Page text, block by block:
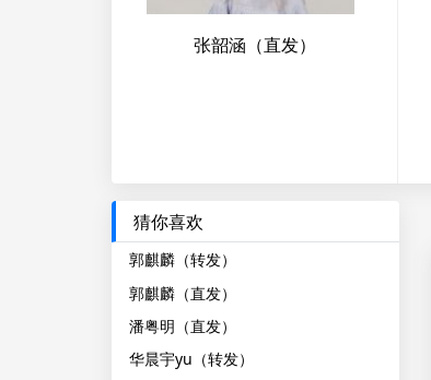
张韶涵（直发）
猜你喜欢
郭麒麟（转发）
郭麒麟（直发）
潘粤明（直发）
华晨宇yu（转发）